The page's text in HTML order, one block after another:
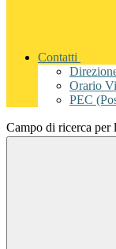
Contatti
Orario
PEC
Campo di ricerca per